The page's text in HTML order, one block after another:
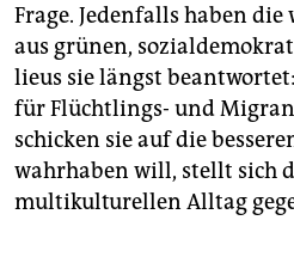
Frage. Jedenfalls haben
aus grünen,
lieus sie längst
für Flüchtlings- und
schicken sie auf die
wahrhaben will, stellt sich
multikulturellen Alltag